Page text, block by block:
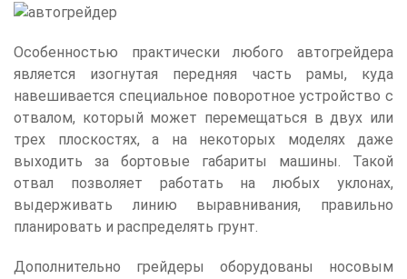
Особенностью практически любого автогрейдера
является изогнутая передняя часть рамы, куда
навешивается специальное поворотное устройство с
отвалом, который может перемещаться в двух или
трех плоскостях, а на некоторых моделях даже
выходить за бортовые габариты машины. Такой
отвал позволяет работать на любых уклонах,
выдерживать линию выравнивания, правильно
планировать и распределять грунт.
Дополнительно грейдеры оборудованы носовым